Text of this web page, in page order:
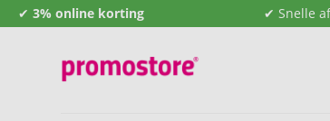
✔ 3% online korting ✔ Snelle